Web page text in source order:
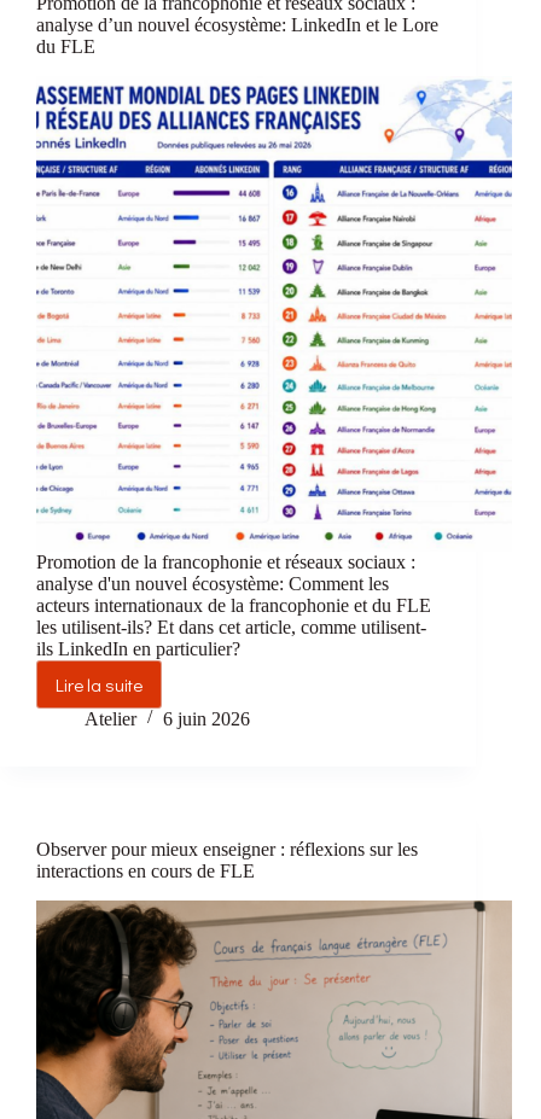
analyse d’un nouvel écosystème: LinkedIn et le Lore
du FLE
Promotion de la francophonie et réseaux sociaux :
analyse d'un nouvel écosystème: Comment les
acteurs internationaux de la francophonie et du FLE
les utilisent-ils? Et dans cet article, comme utilisent-
ils LinkedIn en particulier?
Lire la suite
Promotion
de
:
d’un
nouvel
écosystème:
LinkedIn
et
le
Lore
du
FLE
Atelier 6 juin 2026
Observer pour mieux enseigner : réflexions sur les
interactions en cours de FLE